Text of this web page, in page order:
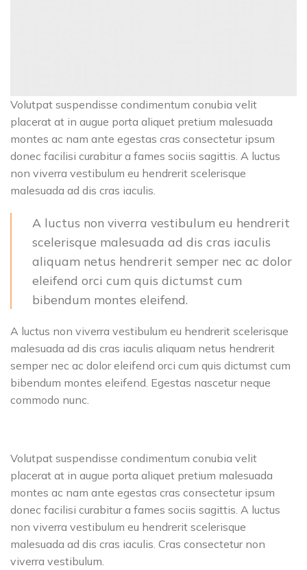
Volutpat suspendisse condimentum conubia velit
placerat at in augue porta aliquet pretium malesuada
montes ac nam ante egestas cras consectetur ipsum
donec facilisi curabitur a fames sociis sagittis. A luctus
non viverra vestibulum eu hendrerit scelerisque
malesuada ad dis cras iaculis.
A luctus non viverra vestibulum eu hendrerit
scelerisque malesuada ad dis cras iaculis
aliquam netus hendrerit semper nec ac dolor
eleifend orci cum quis dictumst cum
bibendum montes eleifend.
A luctus non viverra vestibulum eu hendrerit scelerisque
malesuada ad dis cras iaculis aliquam netus hendrerit
semper nec ac dolor eleifend orci cum quis dictumst cum
bibendum montes eleifend. Egestas nascetur neque
commodo nunc.
Volutpat suspendisse condimentum conubia velit
placerat at in augue porta aliquet pretium malesuada
montes ac nam ante egestas cras consectetur ipsum
donec facilisi curabitur a fames sociis sagittis. A luctus
non viverra vestibulum eu hendrerit scelerisque
malesuada ad dis cras iaculis. Cras consectetur non
viverra vestibulum.